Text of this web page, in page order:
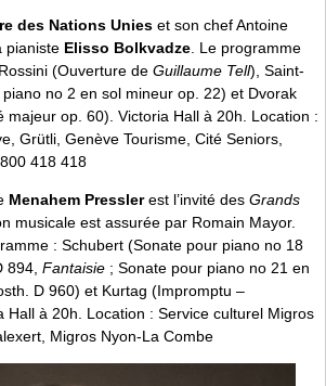
des Nations Unies et son chef Antoine
pianiste Elisso Bolkvadze . Le programme
(Ouverture de Guillaume Tell), Saint-
no 2 en sol mineur op. 22) et Dvorak
majeur op. 60). Victoria Hall à 20h. Location :
Grütli, Genève Tourisme, Cité Seniors,
418 418
Menahem Presslerest l’invité des Grands
musicale est assurée par Romain Mayor.
: Schubert (Sonate pour piano no 18
894, Fantaisie ; Sonate pour piano no 21 en
D 960) et Kurtag (Impromptu –
Hall à 20h. Location : Service culturel Migros
Migros Nyon-La Combe